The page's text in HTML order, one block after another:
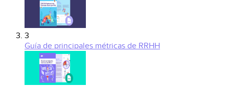
3
Guía de principales métricas de RRHH